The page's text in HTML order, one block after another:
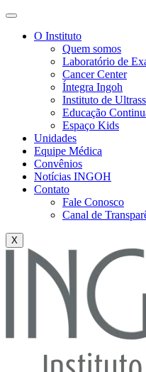
O Instituto
Quem somos
Laboratório de
Cancer Center
Íntegra Ingoh
Instituto de
Educação
Espaço Kids
Unidades
Equipe Médica
Convênios
Notícias INGOH
Contato
Fale Conosco
Canal de
X